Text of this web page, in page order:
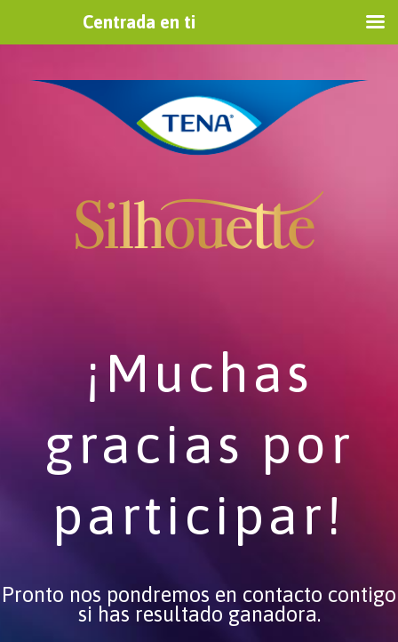
¡Muchas
gracias por
participar!
Pronto nos pondremos en contacto contigo
si has resultado ganadora.
Centrada en ti